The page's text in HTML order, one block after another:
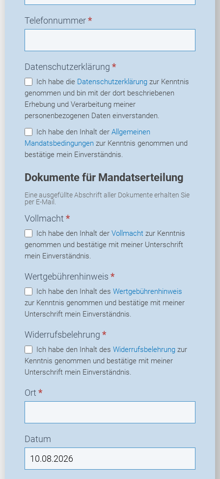
Telefonnummer*
Datenschutzerklärung *
Ich habe die Datenschutzerklärung zur Kenntnis
genommen und bin mit der dort beschriebenen
Erhebung und Verarbeitung meiner
personenbezogenen Daten einverstanden.
Ich habe den Inhalt der Allgemeinen
Mandatsbedingungen
bestätige mein Einverständnis.
Dokumente für Mandatserteilung
Eine ausgefüllte Abschrift aller Dokumente erhalten Sie
per E-Mail.
Vollmacht *
Ich habe den Inhalt der Vollmacht zur Kenntnis
genommen und bestätige mit meiner Unterschrift
mein Einverständnis.
Wertgebührenhinweis *
Ich habe den Inhalt des Wertgebührenhinweis
zur Kenntnis genommen und bestätige mit meiner
Unterschrift mein Einverständnis.
Widerrufsbelehrung *
Ich habe den Inhalt des Widerrufsbelehrung
Kenntnis genommen und bestätige mit meiner
Unterschrift mein Einverständnis.
Ort *
Datum